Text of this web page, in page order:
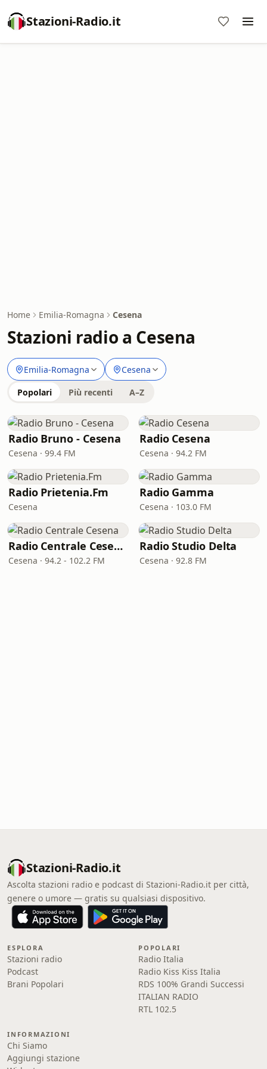
Stazioni-Radio.it
Home Emilia-Romagna Cesena
Stazioni radio a Cesena
Emilia-Romagna Cesena
Popolari Più recenti A–Z
Radio Bruno - Cesena
Cesena · 99.4 FM
Radio Cesena
Cesena · 94.2 FM
Radio Prietenia.Fm
Cesena
Radio Gamma
Cesena · 103.0 FM
Radio Centrale Cesena
Cesena · 94.2 - 102.2 FM
Radio Studio Delta
Cesena · 92.8 FM
Stazioni-Radio.it
Ascolta stazioni radio e podcast di Stazioni-Radio.it per città,
genere o umore — gratis su qualsiasi dispositivo.
ESPLORA
Stazioni radio
Podcast
Brani Popolari
POPOLARI
Radio Italia
Radio Kiss Kiss Italia
RDS 100% Grandi Successi
ITALIAN RADIO
RTL 102.5
INFORMAZIONI
Chi Siamo
Aggiungi stazione